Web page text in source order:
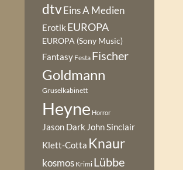
dtvEins A Medien
Erotik EUROPA
EUROPA (Sony Music)
Fantasy Festa Fischer
Goldmann
Gruselkabinett
Heyne Horror
Jason Dark John Sinclair
Klett-Cotta Knaur
kosmos Krimi Lübbe